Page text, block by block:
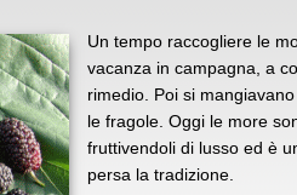
Un tempo raccogliere le
vacanza in campagna, a
rimedio. Poi si
le fragole. Oggi le more
fruttivendoli di lusso ed è
persa la tradizione.